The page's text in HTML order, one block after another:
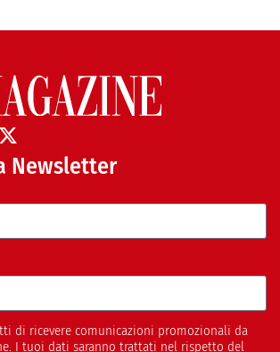
Newsletter
di ricevere comunicazioni promozionali da
I tuoi dati saranno trattati nel rispetto del